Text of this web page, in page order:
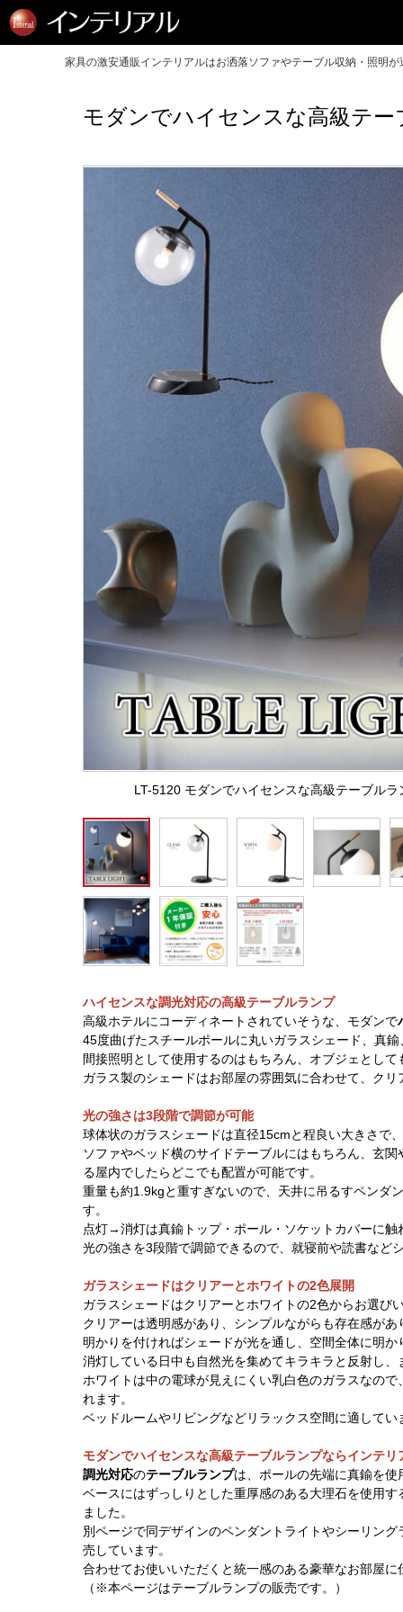
家具の激安通販インテリアルはお洒落ソファやテーブル収納・照明が
モダンでハイセンスな高級テ
LT-5120 モダンでハイセンスな高級テーブル
ハイセンスな調光対応の高級テーブルランプ
高級ホテルにコーディネートされていそうな、モダンで
45度曲げたスチールポールに丸いガラスシェード、真
間接照明として使用するのはもちろん、オブジェとし
ガラス製のシェードはお部屋の雰囲気に合わせて、ク
光の強さは3段階で調節が可能
球体状のガラスシェードは直径15cmと程良い大きさで
ソファやベッド横のサイドテーブルにはもちろん、玄
る屋内でしたらどこでも配置が可能です。
重量も約1.9kgと重すぎないので、天井に吊るすペンダ
す。
点灯→消灯は真鍮トップ・ポール・ソケットカバーに触
光の強さを3段階で調節できるので、就寝前や読書など
ガラスシェードはクリアーとホワイトの2色展開
ガラスシェードはクリアーとホワイトの2色からお選び
クリアーは透明感があり、シンプルながらも存在感があ
明かりを付ければシェードが光を通し、空間全体に明か
消灯している日中も自然光を集めてキラキラと反射し
ホワイトは中の電球が見えにくい乳白色のガラスなの
れます。
ベッドルームやリビングなどリラックス空間に適してい
モダンでハイセンスな高級テーブルランプならインテリ
調光対応のテーブルランプは、ポールの先端に真鍮を
ベースにはずっしりとした重厚感のある大理石を使用す
ました。
別ページで同デザインのペンダントライトやシーリン
売しています。
合わせてお使いいただくと統一感のある豪華なお部屋に
（※本ページはテーブルランプの販売です。）